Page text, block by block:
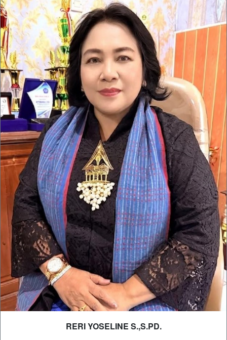
RERI YOSELINE S.,S.PD.